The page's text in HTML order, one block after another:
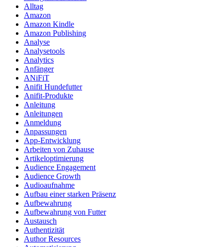
Alltag
Amazon
Amazon Kindle
Amazon Publishing
Analyse
Analysetools
Analytics
Anfänger
ANiFiT
Anifit Hundefutter
Anifit-Produkte
Anleitung
Anleitungen
Anmeldung
Anpassungen
App-Entwicklung
Arbeiten von Zuhause
Artikeloptimierung
Audience Engagement
Audience Growth
Audioaufnahme
Aufbau einer starken Präsenz
Aufbewahrung
Aufbewahrung von Futter
Austausch
Authentizität
Author Resources